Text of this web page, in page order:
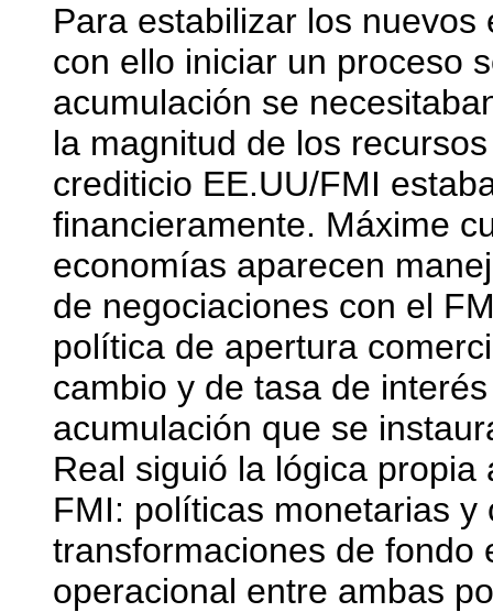
Para estabilizar los
con ello iniciar un proceso
acumulación se
la magnitud de los
crediticio EE.UU/FMI
financieramente. Máxime
economías aparecen
de negociaciones con el
política de apertura
cambio y de tasa de
acumulación que se
Real siguió la lógica
FMI: políticas monetarias
transformaciones de fondo
operacional entre ambas